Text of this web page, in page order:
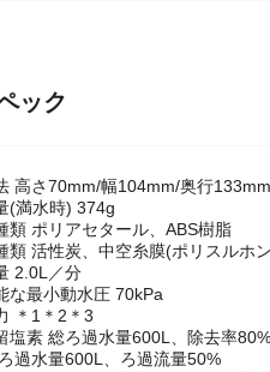
高さ70mm/幅104mm/奥行133mm
(満水時) 374g
類 ポリアセタール、ABS樹脂
類 活性炭、中空糸膜(ポリスルホン)
2.0L／分
な最小動水圧 70kPa
＊1＊2＊3
塩素 総ろ過水量600L、除去率80%